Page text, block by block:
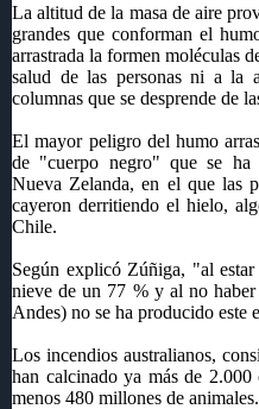
La altitud de la masa de aire
grandes que conforman el
arrastrada la formen moléculas
salud de las personas ni a la
columnas que se desprende de
El mayor peligro del humo
de "cuerpo negro" que se ha
Nueva Zelanda, en el que las
cayeron derritiendo el hielo,
Chile.
Según explicó Zúñiga, "al
nieve de un 77 % y al no
Andes) no se ha producido este
Los incendios australianos,
han calcinado ya más de
menos 480 millones de animales.